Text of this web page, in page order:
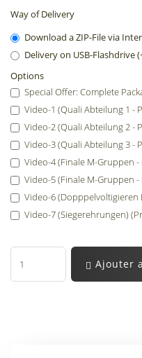
Way of Delivery
Download a ZIP-File via
Delivery on USB-Flashdrive
Options
Special Offer: Complete
Video-1 (Quali Abteilung 1 -
Video-2 (Quali Abteilung 2 -
Video-3 (Quali Abteilung 3 -
Video-4 (Finale M-Gruppen -
Video-5 (Finale M-Gruppen -
Video-6 (Dopppelvoltigieren
Video-7 (Siegerehrungen)
Ajouter